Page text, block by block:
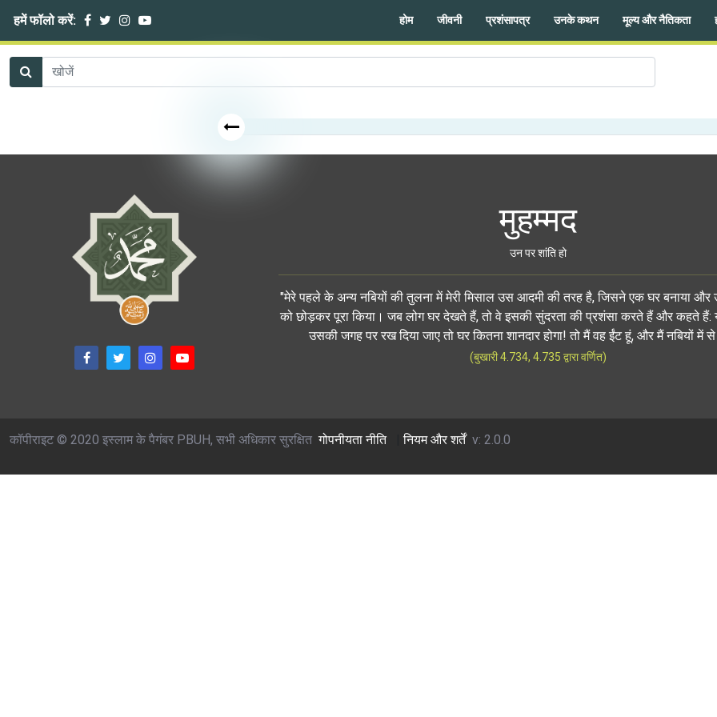
हमें फॉलो करें: होम जीवनी प्रशंसापत्र उनके कथन मूल्य और नैतिकता
मुहम्मद
उन पर शांति हो
"मेरे पहले के अन्य नबियों की तुलना में मेरी मिसाल उस आदमी की तरह है, जिसने एक घर बनाया और
को छोड़कर पूरा किया। जब लोग घर देखते हैं, तो वे इसकी सुंदरता की प्रशंसा करते हैं और कहते हैं:
उसकी जगह पर रख दिया जाए तो घर कितना शानदार होगा! तो मैं वह ईंट हूं, और मैं नबियों में
(बुखारी 4.734, 4.735 द्वारा वर्णित)
कॉपीराइट © 2020 इस्लाम के पैगंबर PBUH, सभी अधिकार सुरक्षित गोपनीयता नीति |नियम और शर्तें v: 2.0.0